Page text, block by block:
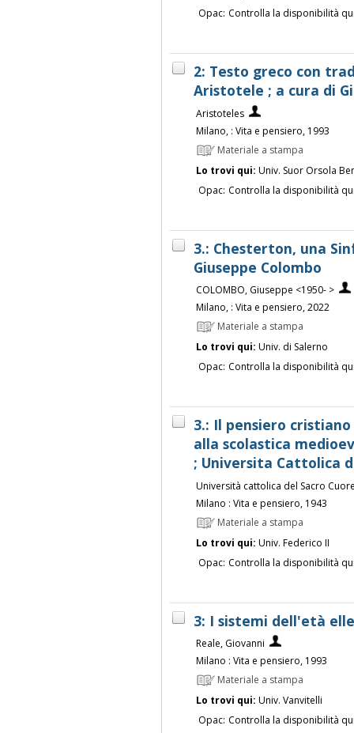
Opac: Controlla la disponibilità
2: Testo greco con
Aristotele ; a cura di
Aristoteles
Milano, : Vita e pensiero, 1993
Materiale a stampa
Lo trovi qui: Univ. Suor Orsola
Opac: Controlla la disponibilità
3.: Chesterton, una
Giuseppe Colombo
COLOMBO, Giuseppe <1950- >
Milano, : Vita e pensiero, 2022
Materiale a stampa
Lo trovi qui: Univ. di Salerno
Opac: Controlla la disponibilità
3.: Il pensiero
alla scolastica
; Universita Cattolica
Università cattolica del Sacro
Milano : Vita e pensiero, 1943
Materiale a stampa
Lo trovi qui: Univ. Federico II
Opac: Controlla la disponibilità
3: I sistemi dell'età
Reale, Giovanni
Milano : Vita e pensiero, 1993
Materiale a stampa
Lo trovi qui: Univ. Vanvitelli
Opac: Controlla la disponibilità